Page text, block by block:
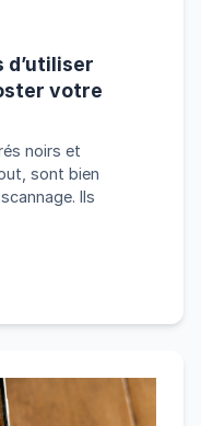
votre
noirs et
sont bien
Ils